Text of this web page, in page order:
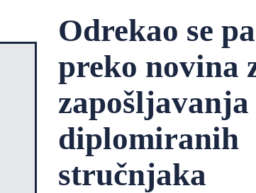
Odrekao se
preko novina
zapošljavanja
diplomiranih
stručnjaka